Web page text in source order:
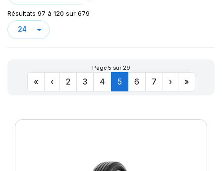
DRIVEWAYS SPORT (+)
DYNAXER HP3
DYNAXER HP4
EAGLE F1
ECORIS
Résultats 97 à 120 sur 679
Page 5 sur 29
« ‹ 2 3 4 5 6 7 › »